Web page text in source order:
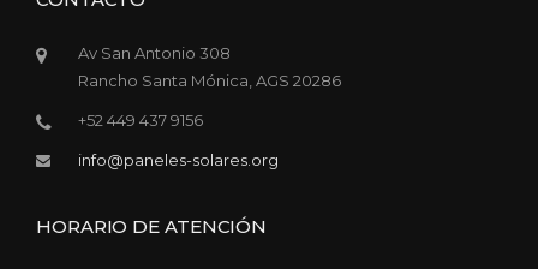
Av San Antonio 308
Rancho Santa Mónica, AGS 20286
+52 449 437 9156
info@paneles-solares.org
HORARIO DE ATENCIÓN